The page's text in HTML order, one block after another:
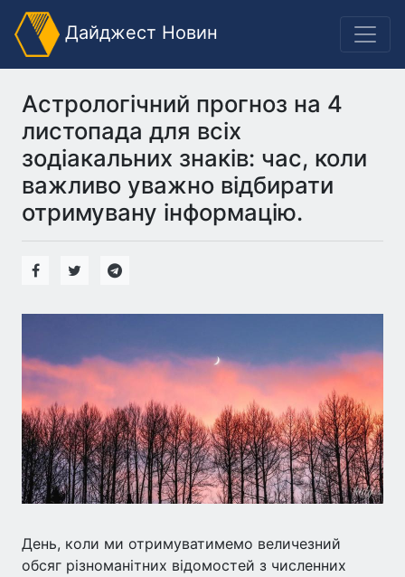
Дайджест Новин
Астрологічний прогноз на 4
листопада для всіх
зодіакальних знаків: час, коли
важливо уважно відбирати
отримувану інформацію.
День, коли ми отримуватимемо величезний
обсяг різноманітних відомостей з численних